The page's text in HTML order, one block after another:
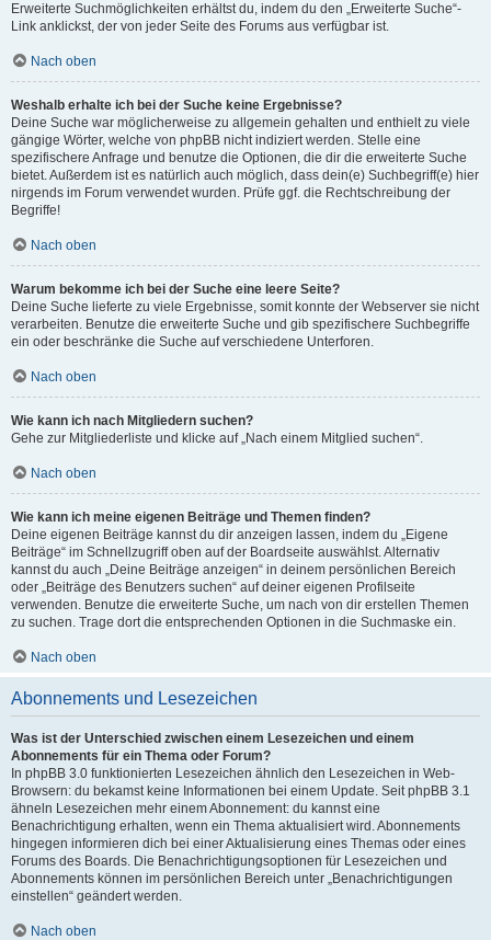
Erweiterte Suchmöglichkeiten erhältst du, indem du den „Erweiterte Suche“-
Link anklickst, der von jeder Seite des Forums aus verfügbar ist.
Nach oben
Weshalb erhalte ich bei der Suche keine Ergebnisse?
Deine Suche war möglicherweise zu allgemein gehalten und enthielt zu viele
gängige Wörter, welche von phpBB nicht indiziert werden. Stelle eine
spezifischere Anfrage und benutze die Optionen, die dir die erweiterte Suche
bietet. Außerdem ist es natürlich auch möglich, dass dein(e) Suchbegriff(e) hier
nirgends im Forum verwendet wurden. Prüfe ggf. die Rechtschreibung der
Begriffe!
Nach oben
Warum bekomme ich bei der Suche eine leere Seite?
Deine Suche lieferte zu viele Ergebnisse, somit konnte der Webserver sie nicht
verarbeiten. Benutze die erweiterte Suche und gib spezifischere Suchbegriffe
ein oder beschränke die Suche auf verschiedene Unterforen.
Nach oben
Wie kann ich nach Mitgliedern suchen?
Gehe zur Mitgliederliste und klicke auf „Nach einem Mitglied suchen“.
Nach oben
Wie kann ich meine eigenen Beiträge und Themen finden?
Deine eigenen Beiträge kannst du dir anzeigen lassen, indem du „Eigene
Beiträge“ im Schnellzugriff oben auf der Boardseite auswählst. Alternativ
kannst du auch „Deine Beiträge anzeigen“ in deinem persönlichen Bereich
oder „Beiträge des Benutzers suchen“ auf deiner eigenen Profilseite
verwenden. Benutze die erweiterte Suche, um nach von dir erstellen Themen
zu suchen. Trage dort die entsprechenden Optionen in die Suchmaske ein.
Nach oben
Abonnements und Lesezeichen
Was ist der Unterschied zwischen einem Lesezeichen und einem
Abonnements für ein Thema oder Forum?
In phpBB 3.0 funktionierten Lesezeichen ähnlich den Lesezeichen in Web-
Browsern: du bekamst keine Informationen bei einem Update. Seit phpBB 3.1
ähneln Lesezeichen mehr einem Abonnement: du kannst eine
Benachrichtigung erhalten, wenn ein Thema aktualisiert wird. Abonnements
hingegen informieren dich bei einer Aktualisierung eines Themas oder eines
Forums des Boards. Die Benachrichtigungsoptionen für Lesezeichen und
Abonnements können im persönlichen Bereich unter „Benachrichtigungen
einstellen“ geändert werden.
Nach oben